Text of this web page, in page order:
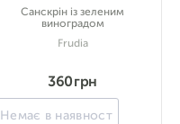
Санскрін із зеленим
виноградом
Frudia
360 грн
Немає в наявності